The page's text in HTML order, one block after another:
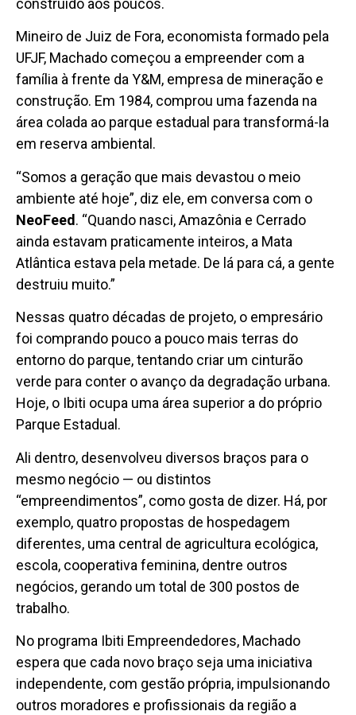
construído aos poucos.
Mineiro de Juiz de Fora, economista formado pela
UFJF, Machado começou a empreender com a
família à frente da Y&M, empresa de mineração e
construção. Em 1984, comprou uma fazenda na
área colada ao parque estadual para transformá-la
em reserva ambiental.
“Somos a geração que mais devastou o meio
ambiente até hoje”, diz ele, em conversa com o
NeoFeed . “Quando nasci, Amazônia e Cerrado
ainda estavam praticamente inteiros, a Mata
Atlântica estava pela metade. De lá para cá, a gente
destruiu muito.”
Nessas quatro décadas de projeto, o empresário
foi comprando pouco a pouco mais terras do
entorno do parque, tentando criar um cinturão
verde para conter o avanço da degradação urbana.
Hoje, o Ibiti ocupa uma área superior a do próprio
Parque Estadual.
Ali dentro, desenvolveu diversos braços para o
mesmo negócio — ou distintos
“empreendimentos”, como gosta de dizer. Há, por
exemplo, quatro propostas de hospedagem
diferentes, uma central de agricultura ecológica,
escola, cooperativa feminina, dentre outros
negócios, gerando um total de 300 postos de
trabalho.
No programa Ibiti Empreendedores, Machado
espera que cada novo braço seja uma iniciativa
independente, com gestão própria, impulsionando
outros moradores e profissionais da região a